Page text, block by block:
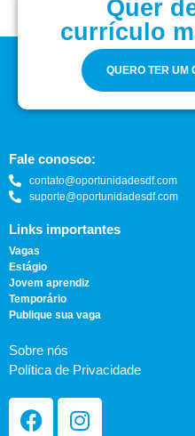
Quer
currículo
QUERO TER UM
Fale conosco:
contato@oportunidadesdf.com
suporte@oportunidadesdf.com
Links importantes
Vagas
Estágio
Jovem aprendiz
Temporário
Publique sua vaga
Sobre nós
Política de Privacidade